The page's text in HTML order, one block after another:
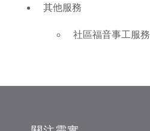
其他服務
社區福音事工服務